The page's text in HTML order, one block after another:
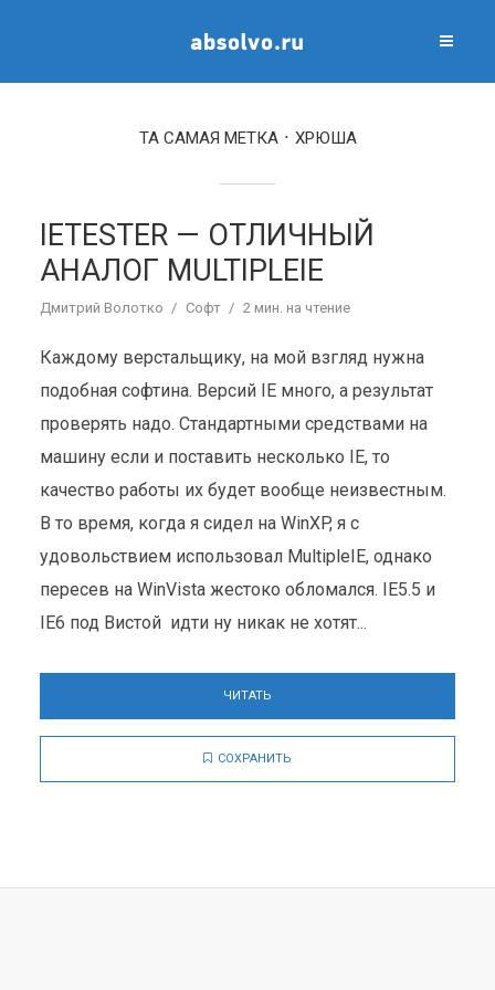
ТА САМАЯ МЕТКА ХРЮША
IETESTER — ОТЛИЧНЫЙ
АНАЛОГ MULTIPLEIE
Дмитрий Волотко Софт 2 мин. на чтение
Каждому верстальщику, на мой взгляд нужна
подобная софтина. Версий IE много, а результат
проверять надо. Стандартными средствами на
машину если и поставить несколько IE, то
качество работы их будет вообще неизвестным.
В то время, когда я сидел на WinXP, я с
удовольствием использовал MultipleIE, однако
пересев на WinVista жестоко обломался. IE5.5 и
IE6 под Вистой идти ну никак не хотят...
ЧИТАТЬ
СОХРАНИТЬ